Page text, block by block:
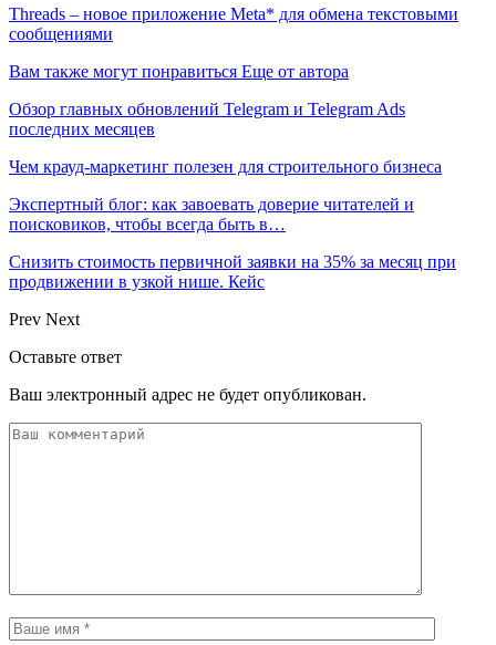
Threads – новое приложение Meta* для обмена текстовыми
сообщениями
Вам также могут понравиться Еще от автора
Обзор главных обновлений Telegram и Telegram Ads
последних месяцев
Чем крауд-маркетинг полезен для строительного бизнеса
Экспертный блог: как завоевать доверие читателей и
поисковиков, чтобы всегда быть в…
Снизить стоимость первичной заявки на 35% за месяц при
продвижении в узкой нише. Кейс
Prev Next
Оставьте ответ
Ваш электронный адрес не будет опубликован.